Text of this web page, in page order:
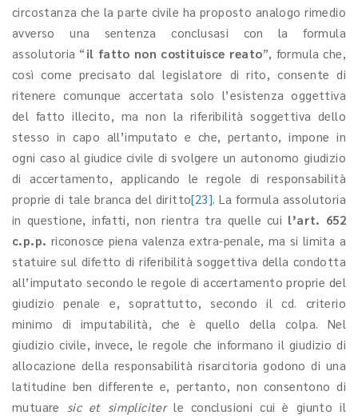
circostanza che la parte civile ha proposto analogo rimedio
avverso una sentenza conclusasi con la formula
assolutoria “ il fatto non costituisce reato”, formula che,
così come precisato dal legislatore di rito, consente di
ritenere comunque accertata solo l’esistenza oggettiva
del fatto illecito, ma non la riferibilità soggettiva dello
stesso in capo all’imputato e che, pertanto, impone in
ogni caso al giudice civile di svolgere un autonomo giudizio
di accertamento, applicando le regole di responsabilità
proprie di tale branca del diritto[23]. La formula assolutoria
in questione, infatti, non rientra tra quelle cui l’art. 652
c.p.p. riconosce piena valenza extra-penale, ma si limita a
statuire sul difetto di riferibilità soggettiva della condotta
all’imputato secondo le regole di accertamento proprie del
giudizio penale e, soprattutto, secondo il cd. criterio
minimo di imputabilità, che è quello della colpa. Nel
giudizio civile, invece, le regole che informano il giudizio di
allocazione della responsabilità risarcitoria godono di una
latitudine ben differente e, pertanto, non consentono di
mutuare sic et simpliciterle conclusioni cui è giunto il